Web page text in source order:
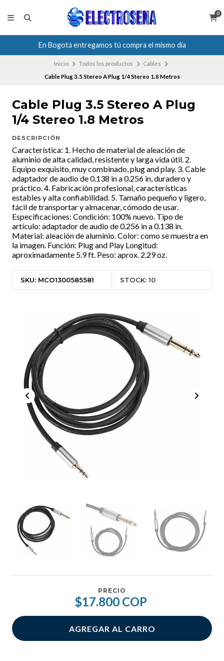
0
En Bogotá entregamos tú compra el mismo día
Inicio Todos los productos
Cables
Cable Plug 3.5 Stereo A Plug 1/4 Stereo 1.8 Metros
Cable Plug 3.5 Stereo A Plug
1/4 Stereo 1.8 Metros
DESCRIPCIÓN
Característica: 1. Hecho de material de aleación de
aluminio de alta calidad, resistente y larga vida útil. 2.
Equipo exquisito, muy combinado, plug and play. 3. Cable
adaptador de audio de 0.138 in a 0.256 in, duradero y
práctico. 4. Fabricación profesional, características
estables y alta confiabilidad. 5. Tamaño pequeño y ligero,
fácil de transportar y almacenar, cómodo de usar.
Especificaciones: Condición: 100% nuevo. Tipo de
artículo: adaptador de audio de 0.256 in a 0.138 in.
Material: aleación de aluminio. Color: como se muestra en
la imagen. Función: Plug and Play Longitud:
aproximadamente 5.9 ft. Peso: aprox. 2.29 oz.
SKU: MCO1300585581 STOCK: 10
PRECIO
$17.800 COP
AGREGAR AL CARRO